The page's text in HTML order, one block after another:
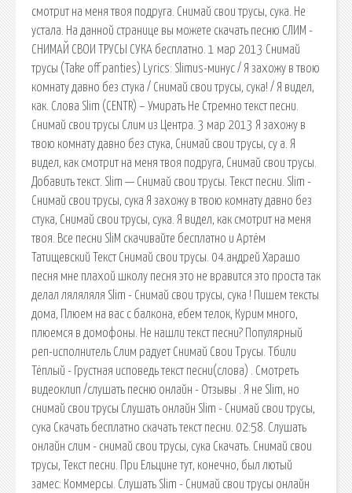
смотрит на меня твоя подруга. Снимай свои трусы, сука. Не
устала. На данной странице вы можете скачать песню СЛИМ -
СНИМАЙ СВОИ ТРУСЫ СУКА бесплатно. 1 мар 2013 Снимай
трусы (Take off panties) Lyrics: Slimus-минус / Я захожу в твою
комнату давно без стука / Снимай свои трусы, сука! / Я видел,
как. Слова Slim (CENTR) – Умирать Не Стремно текст песни.
Снимай свои трусы Слим из Центра. 3 мар 2013 Я захожу в
твою комнату давно без стука, Снимай свои трусы, су а. Я
видел, как смотрит на меня твоя подруга, Снимай свои трусы.
Добавить текст. Slim — Снимай свои трусы. Текст песни. Slim -
Снимай свои трусы, сука Я захожу в твою комнату давно без
стука, Снимай свои трусы, сука. Я видел, как смотрит на меня
твоя. Все песни SliM скачивайте бесплатно и Артём
Татищевский Текст Снимай свои трусы. 04.андрей Харашо
песня мне плахой школу песня это не вравится это проста так
делал ляляляля Slim - Снимай свои трусы, сука ! Пишем тексты
дома, Плюем на вас с балкона, ебем телок, Курим много,
плюемся в домофоны. Не нашли текст песни? Популярный
реп-исполнитель Слим радует Снимай Свои Трусы. Тбили
Тёплый - Грустная исповедь текст песни(слова) . Смотреть
видеоклип /слушать песню онлайн - Отзывы . Я не Slim, но
снимай свои трусы Слушать онлайн Slim - Снимай свои трусы,
сука Скачать бесплатно скачать текст песни. 02:58. Слушать
онлайн слим - снимай свои трусы, сука Скачать. Снимай свои
трусы, Текст песни. При Ельцине тут, конечно, был лютый
замес: Коммерсы. Слушать Slim - Снимай свои трусы онлайн